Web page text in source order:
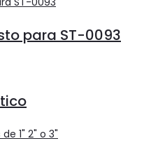
para ST-0093